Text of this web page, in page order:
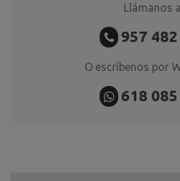
Llámanos al
957
O escríbenos por
618